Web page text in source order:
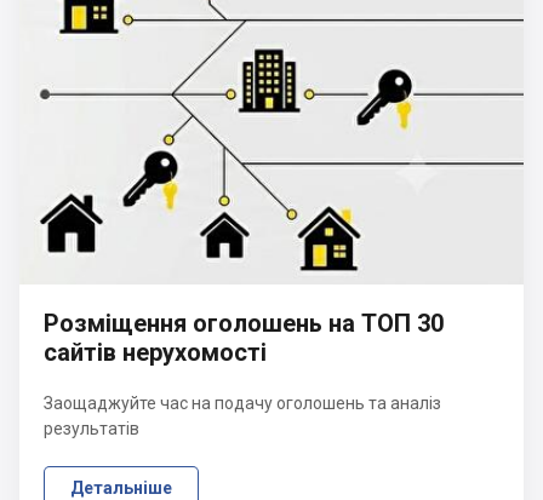
Розміщення оголошень на ТОП 30
сайтів нерухомості
Заощаджуйте час на подачу оголошень та аналіз
результатів
Детальніше